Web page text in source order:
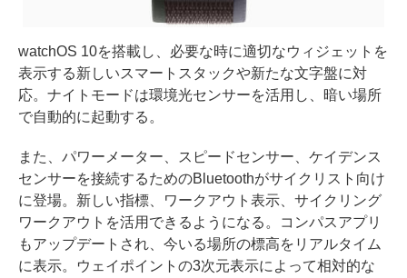
watchOS 10を搭載し、必要な時に適切なウィジェットを
表示する新しいスマートスタックや新たな文字盤に対
応。ナイトモードは環境光センサーを活用し、暗い場所
で自動的に起動する。
また、パワーメーター、スピードセンサー、ケイデンス
センサーを接続するためのBluetoothがサイクリスト向け
に登場。新しい指標、ワークアウト表示、サイクリング
ワークアウトを活用できるようになる。コンパスアプリ
もアップデートされ、今いる場所の標高をリアルタイム
に表示。ウェイポイントの3次元表示によって相対的な